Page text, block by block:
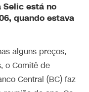
Selic está no
quando estava
alguns preços,
o Comitê de
Central (BC) faz